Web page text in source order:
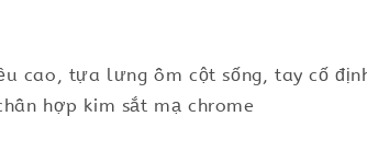
cao, tựa lưng ôm cột sống, tay cố
hợp kim sắt mạ chrome